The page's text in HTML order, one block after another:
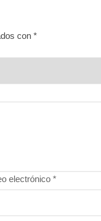
con *
electrónico *